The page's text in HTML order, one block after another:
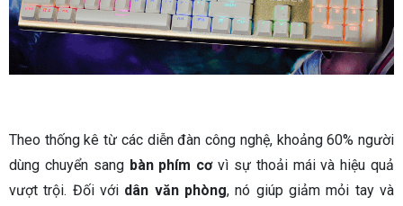
Theo thống kê từ các diễn đàn công nghệ, khoảng 60% người
dùng chuyển sang bàn phím cơvì sự thoải mái và hiệu quả
vượt trội. Đối với dân văn phòng, nó giúp giảm mỏi tay và